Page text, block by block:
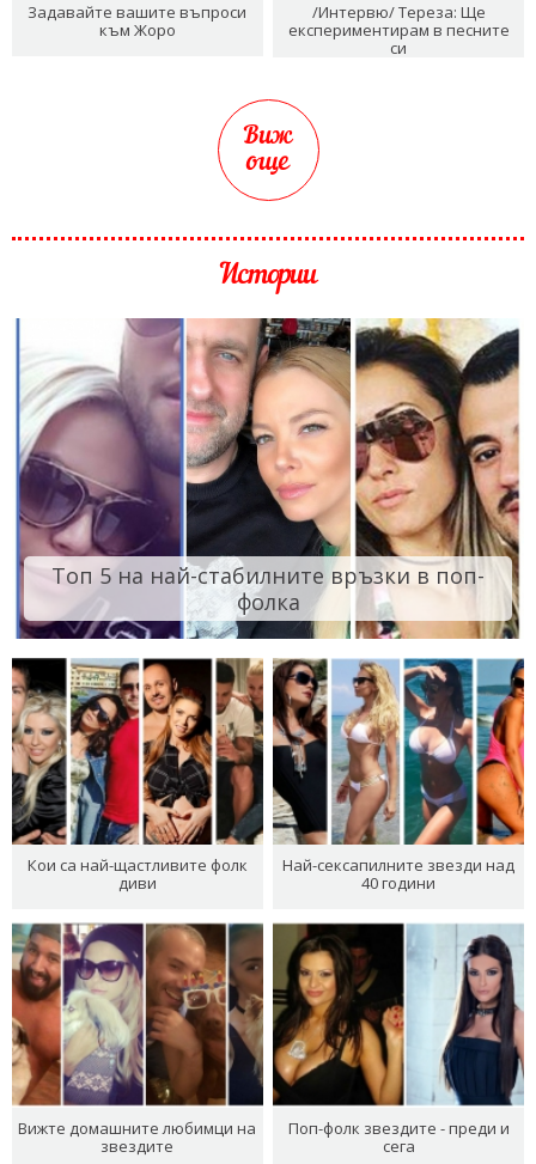
Задавайте вашите въпроси
към Жоро
/Интервю/ Тереза: Ще
експериментирам в песните
си
Виж
още
Истории
Топ 5 на най-стабилните връзки в поп-
фолка
Кои са най-щастливите фолк
диви
Най-сексапилните звезди над
40 години
Вижте домашните любимци на
звездите
Поп-фолк звездите - преди и
сега